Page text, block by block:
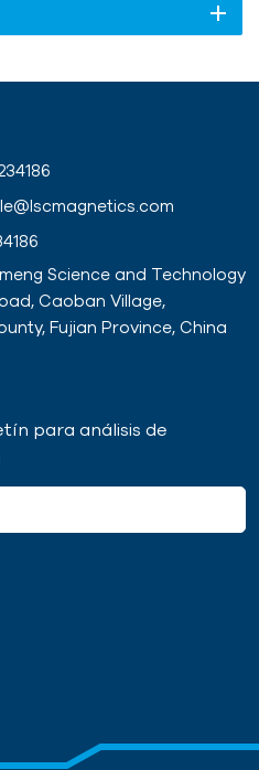
Science and Technology
Caoban Village,
Fujian Province, China
para análisis de